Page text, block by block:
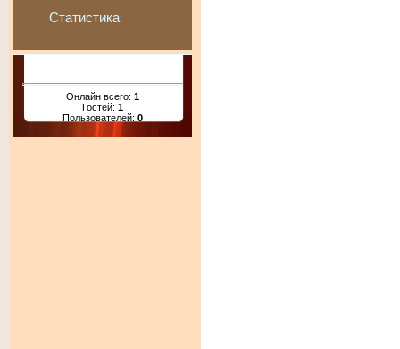
Статистика
Онлайн всего: 1
Гостей: 1
Пользователей: 0